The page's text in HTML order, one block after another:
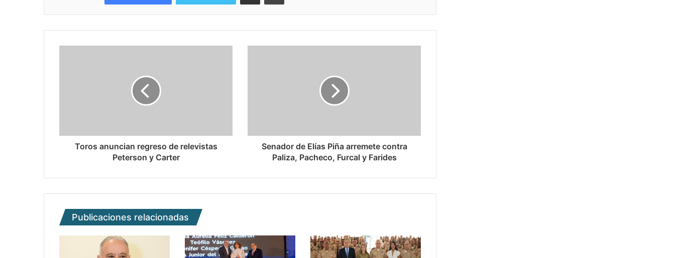
Toros anuncian regreso de relevistas
Peterson y Carter
Senador de Elías Piña arremete contra
Paliza, Pacheco, Furcal y Farides
Publicaciones relacionadas